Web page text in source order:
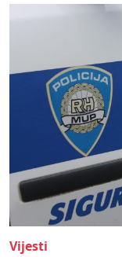
Vijesti